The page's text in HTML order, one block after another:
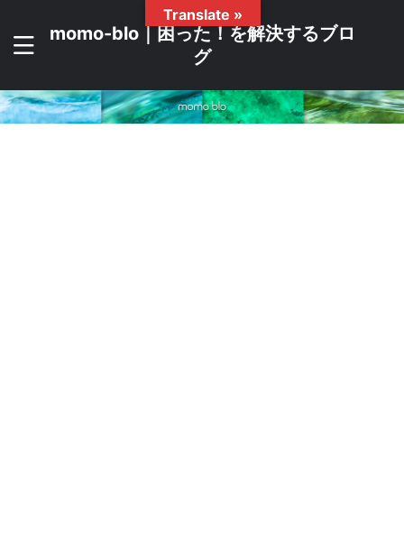
momo-blo｜困った！を解決するブロ
グ
Translate »